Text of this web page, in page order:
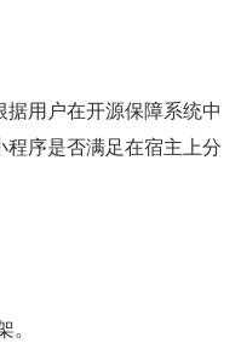
用户在开源保障系统中
序是否满足在宿主上分